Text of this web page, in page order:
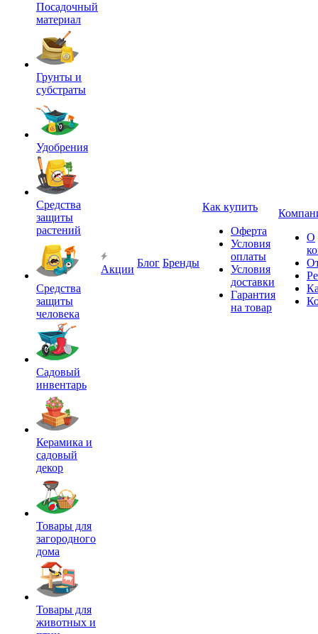
Посадочный
материал
Грунты и
субстраты
Удобрения
Средства
защиты
растений
Средства
защиты
человека
Садовый
инвентарь
Керамика и
садовый
декор
Товары для
загородного
дома
Товары для
животных и
Акции
Блог Бренды
Как купить
Оферта
Условия
оплаты
Условия
доставки
Гарантия
на товар
О